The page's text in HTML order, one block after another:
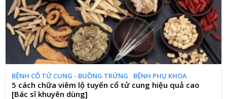
BỆNH CỔ TỬ CUNG - BUỒNG TRỨNG BỆNH PHỤ KHOA
5 cách chữa viêm lộ tuyến cổ tử cung hiệu quả cao
[Bác sĩ khuyên dùng]